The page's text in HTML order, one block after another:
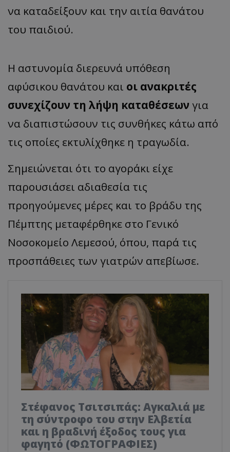
να καταδείξουν και την αιτία θανάτου
του παιδιού.
Η αστυνομία διερευνά υπόθεση
αφύσικου θανάτου και οι ανακριτές
συνεχίζουν τη λήψη καταθέσεων για
να διαπιστώσουν τις συνθήκες κάτω από
τις οποίες εκτυλίχθηκε η τραγωδία.
Σημειώνεται ότι το αγοράκι είχε
παρουσιάσει αδιαθεσία τις
προηγούμενες μέρες και το βράδυ της
Πέμπτης μεταφέρθηκε στο Γενικό
Νοσοκομείο Λεμεσού, όπου, παρά τις
προσπάθειες των γιατρών απεβίωσε.
Στέφανος Τσιτσιπάς: Αγκαλιά με
τη σύντροφο του στην Ελβετία
και η βραδινή έξοδος τους για
φαγητό (ΦΩΤΟΓΡΑΦΙΕΣ)